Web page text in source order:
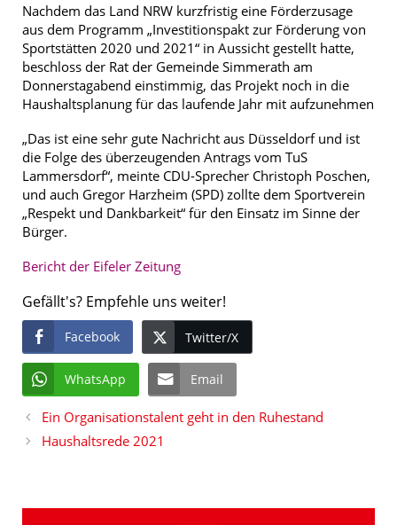
Nachdem das Land NRW kurzfristig eine Förderzusage
aus dem Programm „Investitionspakt zur Förderung von
Sportstätten 2020 und 2021“ in Aussicht gestellt hatte,
beschloss der Rat der Gemeinde Simmerath am
Donnerstagabend einstimmig, das Projekt noch in die
Haushaltsplanung für das laufende Jahr mit aufzunehmen
„Das ist eine sehr gute Nachricht aus Düsseldorf und ist
die Folge des überzeugenden Antrags vom TuS
Lammersdorf“, meinte CDU-Sprecher Christoph Poschen,
und auch Gregor Harzheim (SPD) zollte dem Sportverein
„Respekt und Dankbarkeit“ für den Einsatz im Sinne der
Bürger.
Bericht der Eifeler Zeitung
Gefällt's? Empfehle uns weiter!
Facebook Twitter/X
WhatsApp Email
Ein Organisationstalent geht in den Ruhestand
Haushaltsrede 2021